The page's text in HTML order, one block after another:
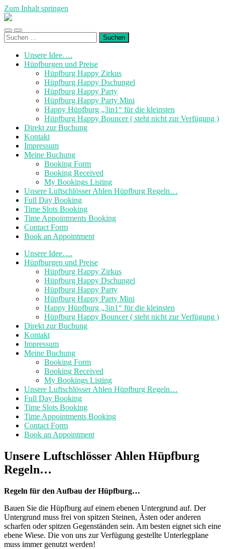
Zum Inhalt springen
Luftschloesser
Mobile-
Menü
Suchfeld
ein-/ausblenden
Suchen
nach:
Unsere Idee….
Hüpfburgen und Preise
Hüpfburg Happy Zirkus
Hüpfburg Happy Dschungel
Hüpfburg Happy Party
Hüpfburg Happy Party Mini
Happy Hüpfburg „3in1“ für die kleinsten
Hüpfburg Happy Bouncer ( steht nicht zur Verfügung )
Direkt zur Buchung
Kontakt
Impressum
Meine Buchung
Booking Form
Booking Received
My Bookings Listing
Unsere Luftschlösser Ahlen Hüpfburg Regeln…
Full Day Booking
Time Slots Booking
Time Appointments Booking
Contact Form
Book an Appointment
Unsere Idee….
Hüpfburgen und Preise
Hüpfburg Happy Zirkus
Hüpfburg Happy Dschungel
Hüpfburg Happy Party
Hüpfburg Happy Party Mini
Happy Hüpfburg „3in1“ für die kleinsten
Hüpfburg Happy Bouncer ( steht nicht zur Verfügung )
Direkt zur Buchung
Kontakt
Impressum
Meine Buchung
Booking Form
Booking Received
My Bookings Listing
Unsere Luftschlösser Ahlen Hüpfburg Regeln…
Full Day Booking
Time Slots Booking
Time Appointments Booking
Contact Form
Book an Appointment
Unsere Luftschlösser Ahlen Hüpfburg
Regeln…
Regeln für den Aufbau der Hüpfburg…
Bauen Sie die Hüpfburg auf einem ebenen Untergrund auf. Der
Untergrund muss frei von spitzen Steinen, Ästen oder anderen
scharfen oder spitzen Gegenständen sein. Am besten eignet sich eine
ebene Wiese. Die von uns zur Verfügung gestellte Unterlegplane
muss immer genutzt werden!